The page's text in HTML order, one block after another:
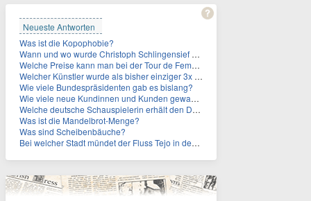
Neueste Antworten
Was ist die Kopophobie?
Wann und wo wurde Christoph Schlingensief geboren?
Welche Preise kann man bei der Tour de Femmes 2026 gewinnen?
Welcher Künstler wurde als bisher einziger 3x in die Rock and Roll Hall of Fame aufgenommen?
Wie viele Bundespräsidenten gab es bislang?
Wie viele neue Kundinnen und Kunden gewann MagentaTV allein durch die WM hinzu?
Welche deutsche Schauspielerin erhält den Deutschen Kulturpolitikpreis?
Was ist die Mandelbrot-Menge?
Was sind Scheibenbäuche?
Bei welcher Stadt mündet der Fluss Tejo in den Atlantik?